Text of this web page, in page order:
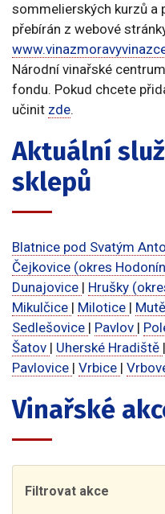
sommelierských kurzů a
přebírán z webové
Národní vinařské
fondu. Pokud chcete
učinit zde.
Aktuální
sklepů
Blatnice pod Svatým
Čejkovice (okres
Dunajovice | Hrušky
Mikulčice | Milotice |
Sedlešovice | Pavlov |
Šatov | Uherské Hradiště |
Pavlovice | Vrbice |
Vinařské
Filtrovat akce